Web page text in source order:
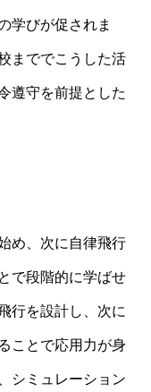
学びが促されま
まででこうした活
遵守を前提とした
め、次に自律飛行
で段階的に学ばせ
行を設計し、次に
ことで応用力が身
シミュレーション